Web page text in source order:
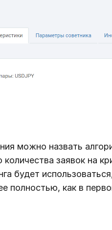
можно назвать
заявок на
будет
полностью, как в